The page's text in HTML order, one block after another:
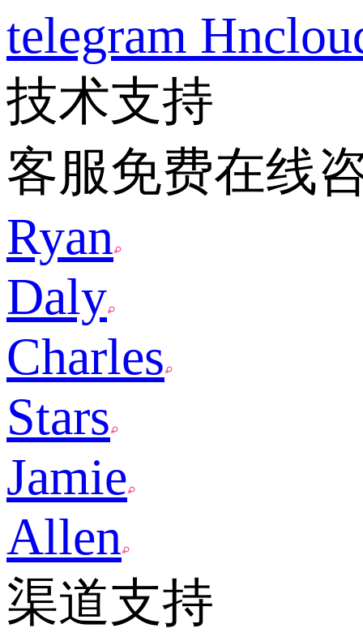
telegram
技术支持
客服免费在线
Ryan
Daly
Charles
Stars
Jamie
Allen
渠道支持